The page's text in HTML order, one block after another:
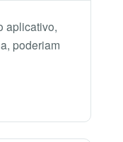
aplicativo,
poderiam